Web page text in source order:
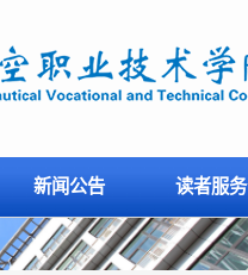
新闻公告 读者服务